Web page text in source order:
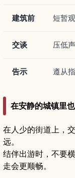
建筑前 短暂
交谈 压低
告示 遵从
在安静的城镇里
在人少的街道上，
远。
结伴出游时，不要
走会更顺畅。